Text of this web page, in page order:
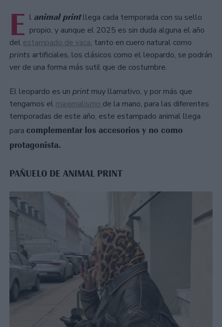
E l animal printllega cada temporada con su sello
propio, y aunque el 2025 es sin duda alguna el año
del estampado de vaca, tanto en cuero natural como
prints artificiales, los clásicos como el leopardo, se podrán
ver de una forma más sutil que de costumbre.
El leopardo es un print muy llamativo, y por más que
tengamos el maximalismo de la mano, para las diferentes
temporadas de este año, este estampado animal llega
para complementar los accesorios y no como
protagonista.
PAÑUELO DE ANIMAL PRINT